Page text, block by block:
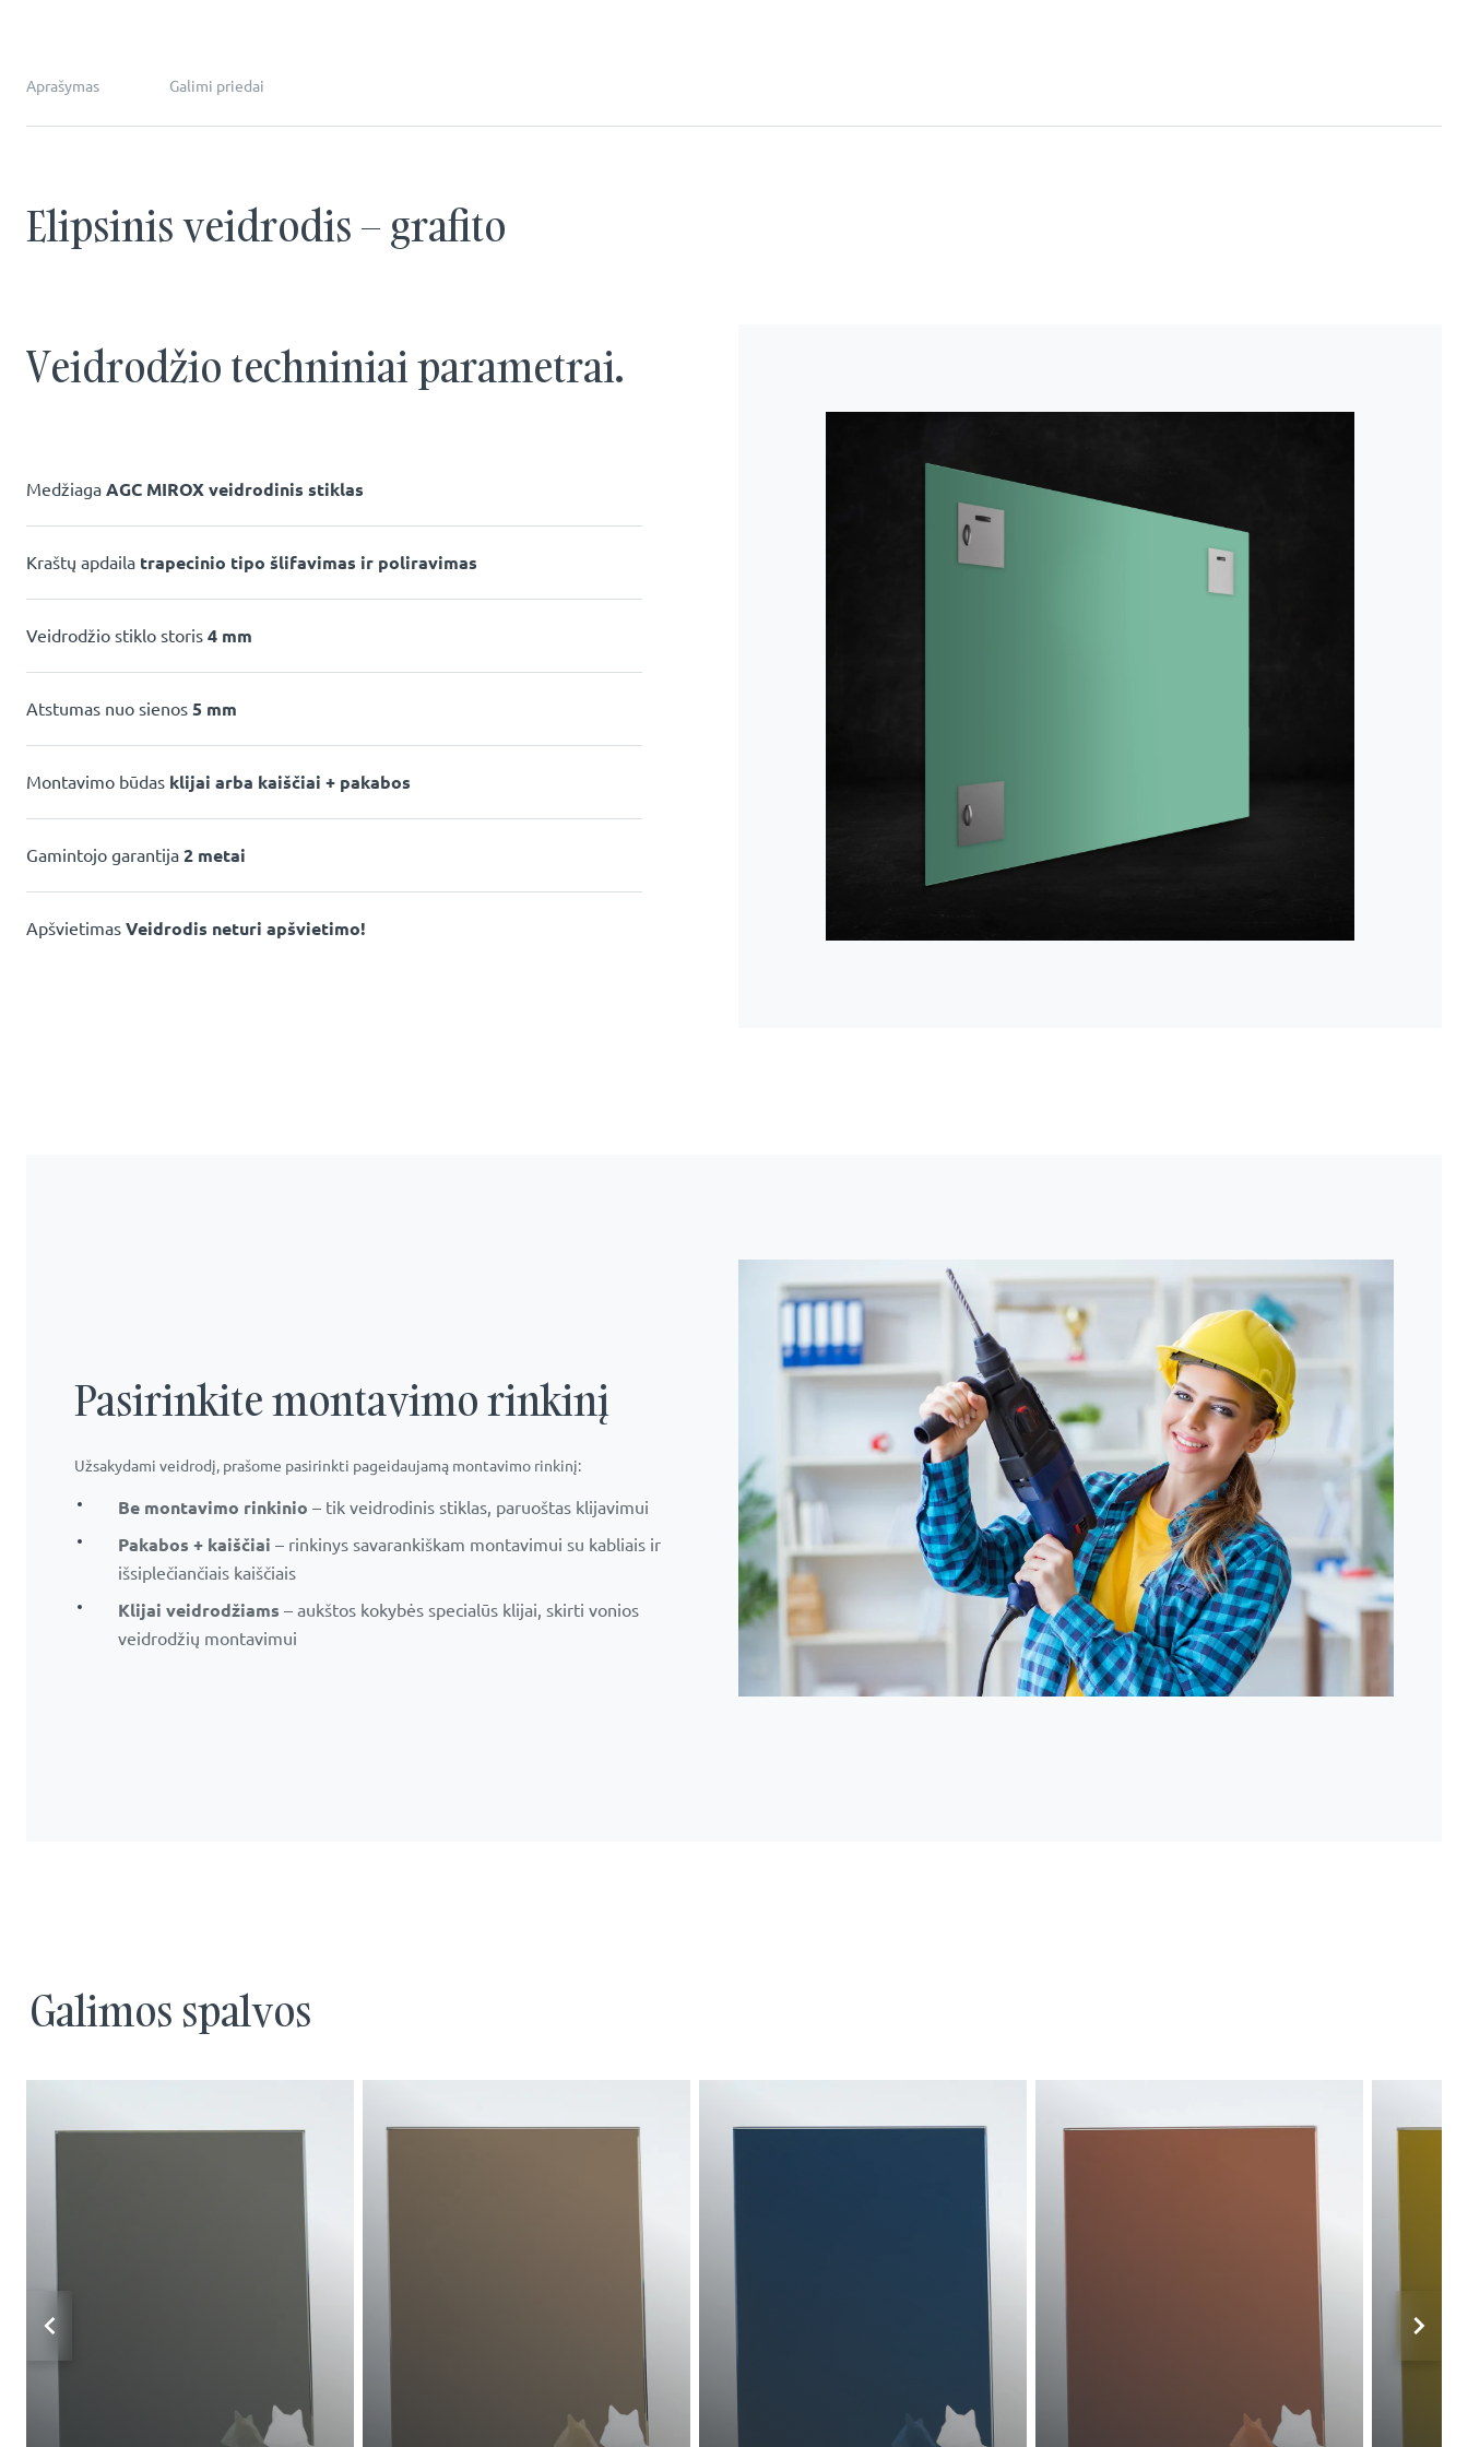
Aprašymas Galimi priedai
Elipsinis veidrodis – grafito
Veidrodžio techniniai parametrai.
Medžiaga AGC MIROX veidrodinis stiklas
Kraštų apdaila trapecinio tipo šlifavimas ir poliravimas
Veidrodžio stiklo storis 4 mm
Atstumas nuo sienos 5 mm
Montavimo būdas klijai arba kaiščiai + pakabos
Gamintojo garantija 2 metai
Apšvietimas Veidrodis neturi apšvietimo!
Pasirinkite montavimo rinkinį
Užsakydami veidrodį, prašome pasirinkti pageidaujamą montavimo rinkinį:
Be montavimo rinkinio – tik veidrodinis stiklas, paruoštas klijavimui
Pakabos + kaiščiai – rinkinys savarankiškam montavimui su kabliais ir
išsiplečiančiais kaiščiais
Klijai veidrodžiams – aukštos kokybės specialūs klijai, skirti vonios
veidrodžių montavimui
Galimos spalvos